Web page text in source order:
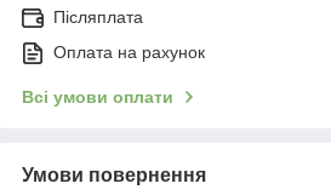
Післяплата
Оплата на рахунок
Всі умови оплати
Умови повернення